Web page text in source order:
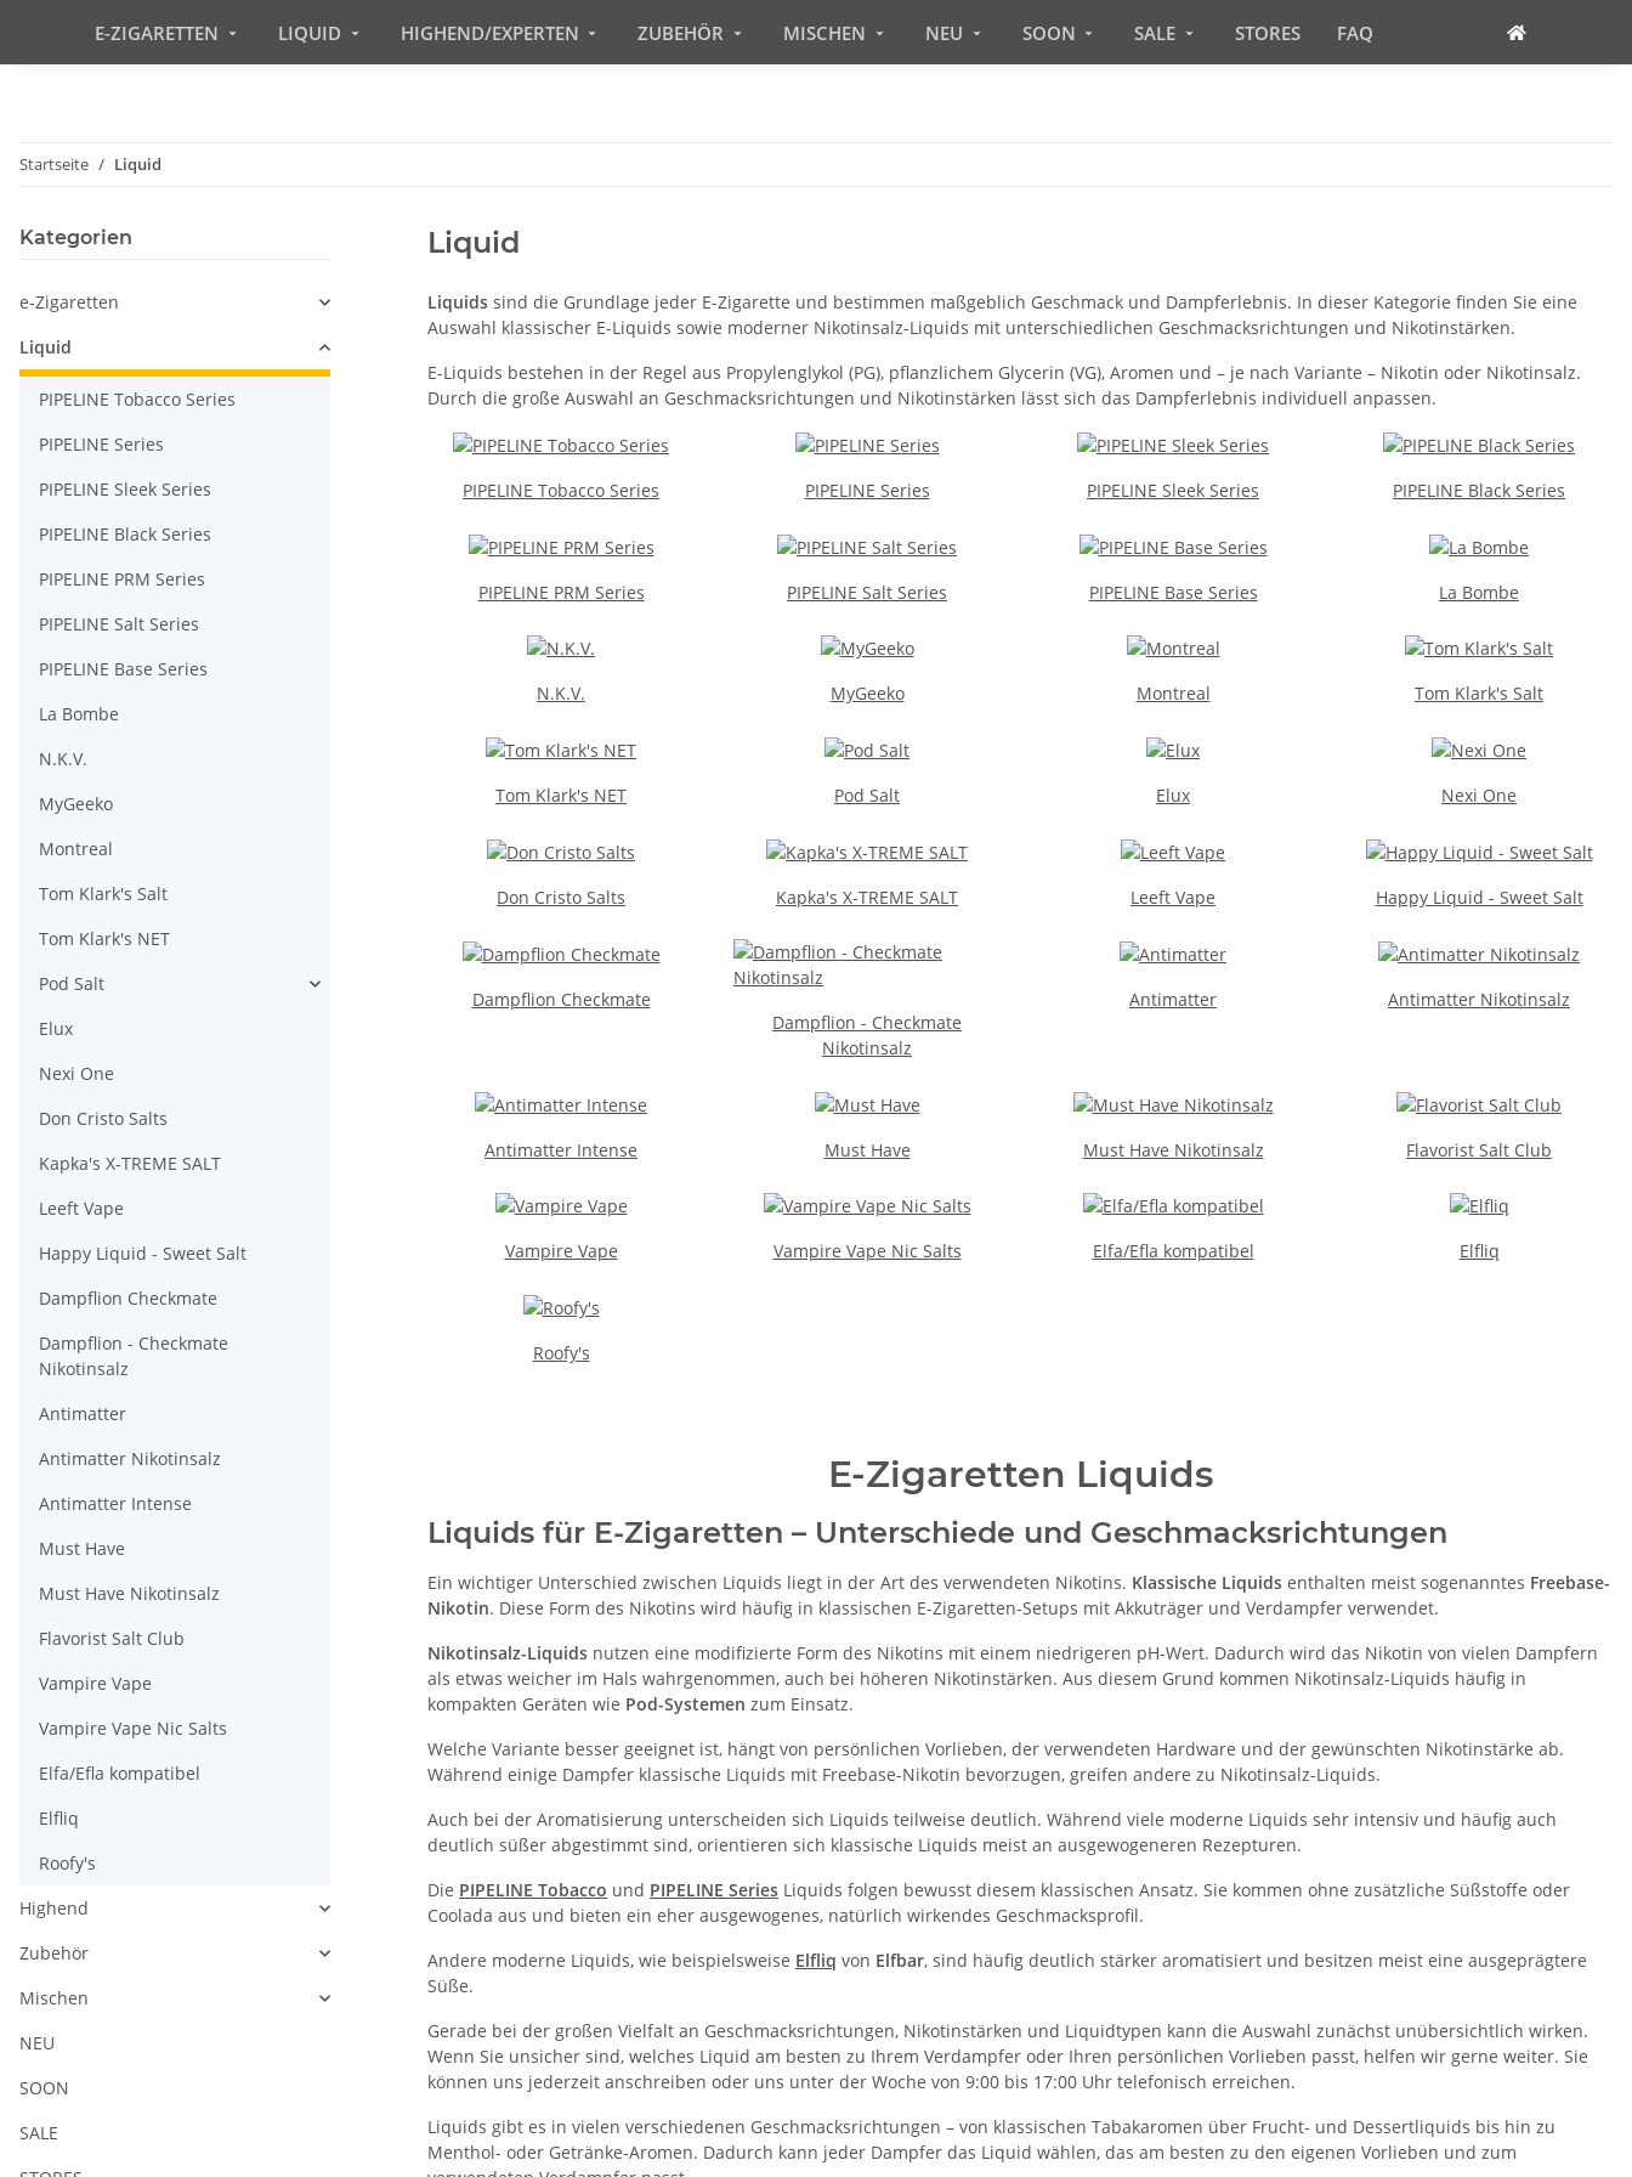
E-ZIGARETTEN LIQUID HIGHEND/EXPERTEN ZUBEHÖR MISCHEN NEU SOON SALE STORES FAQ
Startseite Liquid
Liquid
Liquids sind die Grundlage jeder E-Zigarette und bestimmen maßgeblich Geschmack und Dampferlebnis. In dieser Kategorie finden Sie eine
Auswahl klassischer E-Liquids sowie moderner Nikotinsalz-Liquids mit unterschiedlichen Geschmacksrichtungen und Nikotinstärken.
E-Liquids bestehen in der Regel aus Propylenglykol (PG), pflanzlichem Glycerin (VG), Aromen und – je nach Variante – Nikotin oder Nikotinsalz.
Durch die große Auswahl an Geschmacksrichtungen und Nikotinstärken lässt sich das Dampferlebnis individuell anpassen.
PIPELINE Tobacco Series PIPELINE Series PIPELINE Sleek Series PIPELINE Black Series
PIPELINE PRM Series PIPELINE Salt Series PIPELINE Base Series La Bombe
N.K.V. MyGeeko Montreal Tom Klark's Salt
Tom Klark's NET Pod Salt Elux Nexi One
Don Cristo Salts Kapka's X-TREME SALT Leeft Vape Happy Liquid - Sweet Salt
Dampflion Checkmate
Dampflion - Checkmate
Nikotinsalz
Antimatter Antimatter Nikotinsalz
Antimatter Intense Must Have Must Have Nikotinsalz Flavorist Salt Club
Vampire Vape Vampire Vape Nic Salts Elfa/Efla kompatibel Elfliq
Roofy's
E-Zigaretten Liquids
Liquids für E-Zigaretten – Unterschiede und Geschmacksrichtungen
Ein wichtiger Unterschied zwischen Liquids liegt in der Art des verwendeten Nikotins. Klassische Liquids enthalten meist sogenanntes Freebase-
Nikotin. Diese Form des Nikotins wird häufig in klassischen E-Zigaretten-Setups mit Akkuträger und Verdampfer verwendet.
Nikotinsalz-Liquids nutzen eine modifizierte Form des Nikotins mit einem niedrigeren pH-Wert. Dadurch wird das Nikotin von vielen Dampfern
als etwas weicher im Hals wahrgenommen, auch bei höheren Nikotinstärken. Aus diesem Grund kommen Nikotinsalz-Liquids häufig in
kompakten Geräten wie Pod-Systemen zum Einsatz.
Welche Variante besser geeignet ist, hängt von persönlichen Vorlieben, der verwendeten Hardware und der gewünschten Nikotinstärke ab.
Während einige Dampfer klassische Liquids mit Freebase-Nikotin bevorzugen, greifen andere zu Nikotinsalz-Liquids.
Auch bei der Aromatisierung unterscheiden sich Liquids teilweise deutlich. Während viele moderne Liquids sehr intensiv und häufig auch
deutlich süßer abgestimmt sind, orientieren sich klassische Liquids meist an ausgewogeneren Rezepturen.
Die PIPELINE Tobacco und PIPELINE Series Liquids folgen bewusst diesem klassischen Ansatz. Sie kommen ohne zusätzliche Süßstoffe oder
Coolada aus und bieten ein eher ausgewogenes, natürlich wirkendes Geschmacksprofil.
Andere moderne Liquids, wie beispielsweise Elfliq von Elfbar, sind häufig deutlich stärker aromatisiert und besitzen meist eine ausgeprägtere
Süße.
Gerade bei der großen Vielfalt an Geschmacksrichtungen, Nikotinstärken und Liquidtypen kann die Auswahl zunächst unübersichtlich wirken.
Wenn Sie unsicher sind, welches Liquid am besten zu Ihrem Verdampfer oder Ihren persönlichen Vorlieben passt, helfen wir gerne weiter. Sie
können uns jederzeit anschreiben oder uns unter der Woche von 9:00 bis 17:00 Uhr telefonisch erreichen.
Liquids gibt es in vielen verschiedenen Geschmacksrichtungen – von klassischen Tabakaromen über Frucht- und Dessertliquids bis hin zu
Menthol- oder Getränke-Aromen. Dadurch kann jeder Dampfer das Liquid wählen, das am besten zu den eigenen Vorlieben und zum
Kategorien
e-Zigaretten
Liquid
PIPELINE Tobacco Series
PIPELINE Series
PIPELINE Sleek Series
PIPELINE Black Series
PIPELINE PRM Series
PIPELINE Salt Series
PIPELINE Base Series
La Bombe
N.K.V.
MyGeeko
Montreal
Tom Klark's Salt
Tom Klark's NET
Pod Salt
Elux
Nexi One
Don Cristo Salts
Kapka's X-TREME SALT
Leeft Vape
Happy Liquid - Sweet Salt
Dampflion Checkmate
Dampflion - Checkmate
Nikotinsalz
Antimatter
Antimatter Nikotinsalz
Antimatter Intense
Must Have
Must Have Nikotinsalz
Flavorist Salt Club
Vampire Vape
Vampire Vape Nic Salts
Elfa/Efla kompatibel
Elfliq
Roofy's
Highend
Zubehör
Mischen
NEU
SOON
SALE